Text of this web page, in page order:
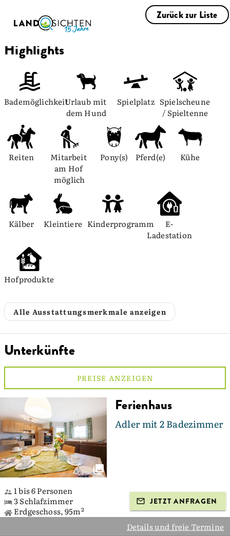
Zurück zur Liste
Highlights
BademöglichkeitUrlaub mit
dem Hund
Spielplatz Spielscheune
/ Spieltenne
Reiten
Mitarbeit
am Hof
möglich
Pony(s) Pferd(e) Kühe
Kälber Kleintiere Kinderprogramm
E-
Ladestation
Hofprodukte
Alle Ausstattungsmerkmale anzeigen
Unterkünfte
PREISE ANZEIGEN
Ferienhaus
Adler mit 2 Badezimmer
1 bis 6 Personen
3 Schlafzimmer
Erdgeschoss, 95m²
JETZT ANFRAGEN
Details und freie Termine